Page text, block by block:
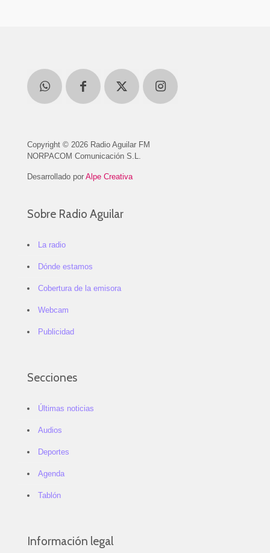
Copyright © 2026 Radio Aguilar FM
NORPACOM Comunicación S.L.
Desarrollado por Alpe Creativa
Sobre Radio Aguilar
La radio
Dónde estamos
Cobertura de la emisora
Webcam
Publicidad
Secciones
Últimas noticias
Audios
Deportes
Agenda
Tablón
Información legal